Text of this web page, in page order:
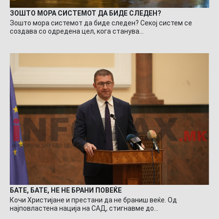
ЗОШТО МОРА СИСТЕМОТ ДА БИДЕ СЛЕДЕН?
Зошто мора системот да биде следен? Секој систем се
создава со одредена цел, кога станува…
БАТЕ, БАТЕ, НЕ НЕ БРАНИ ПОВЕЌЕ
Кочи Христијане и престани да не браниш веќе. Од
најповластена нација на САД, стигнавме до…